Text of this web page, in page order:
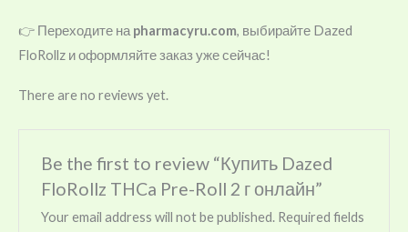
👉 Переходите на pharmacyru.com, выбирайте Dazed
FloRollz и оформляйте заказ уже сейчас!
There are no reviews yet.
Be the first to review “Купить Dazed
FloRollz THCa Pre-Roll 2 г онлайн”
Your email address will not be published. Required fields